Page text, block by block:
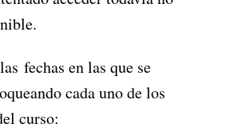
fechas en las que se
cada uno de los
curso: